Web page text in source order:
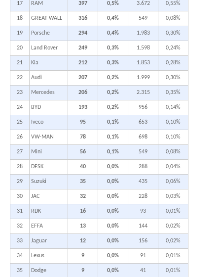
17 RAM 397 0,5% 3.672 0,55%
18 GREAT WALL 316 0,4% 549 0,08%
19 Porsche 294 0,4% 1.983 0,30%
20 Land Rover 249 0,3% 1.598 0,24%
21 Kia 212 0,3% 1.853 0,28%
22 Audi 207 0,2% 1.999 0,30%
23 Mercedes 206 0,2% 2.315 0,35%
24 BYD 193 0,2% 956 0,14%
25 Iveco 95 0,1% 653 0,10%
26 VW-MAN 78 0,1% 698 0,10%
27 Mini 56 0,1% 549 0,08%
28 DFSK 40 0,0% 288 0,04%
29 Suzuki 35 0,0% 435 0,06%
30 JAC 32 0,0% 228 0,03%
31 RDK 16 0,0% 93 0,01%
32 EFFA 13 0,0% 144 0,02%
33 Jaguar 12 0,0% 156 0,02%
34 Lexus 9 0,0% 91 0,01%
35 Dodge 9 0,0% 41 0,01%